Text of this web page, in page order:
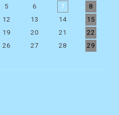
5 6 7
8
12 13 14
15
19 20 21
22
26 27 28
29